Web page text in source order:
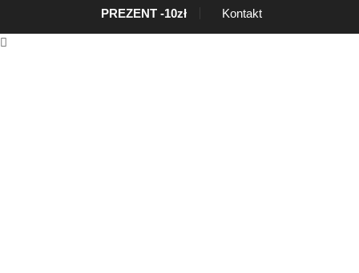
PREZENT -10zł Kontakt